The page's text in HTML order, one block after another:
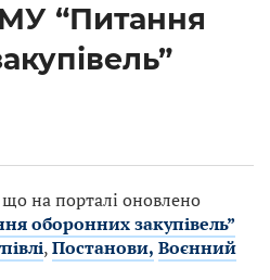
“Питання
на порталі оновлено
оборонних закупівель”
,Постанови, Воєнний